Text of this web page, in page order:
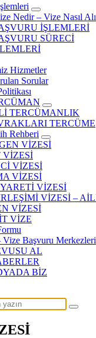
Nedir – Vize Nasıl
İŞLEMLERİ
SÜRECİ
Hizmetler
Sorular
TERCÜMANLIK
TERCÜME
Rehberi
VİZESİ
VİZESİ
VİZESİ
VİZESİ
VİZESİ
VİZESİ –
VİZESİ
VİZE
Başvuru Merkezleri
AL
BİZ